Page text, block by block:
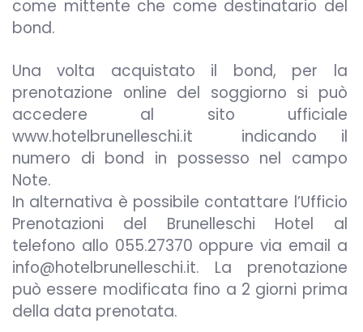
come mittente che come destinatario del
bond.
Una volta acquistato il bond, per la
prenotazione online del soggiorno si può
accedere al sito ufficiale
www.hotelbrunelleschi.it indicando il
numero di bond in possesso nel campo
Note.
In alternativa è possibile contattare l’Ufficio
Prenotazioni del Brunelleschi Hotel al
telefono allo 055.27370 oppure via email a
info@hotelbrunelleschi.it. La prenotazione
può essere modificata fino a 2 giorni prima
della data prenotata.